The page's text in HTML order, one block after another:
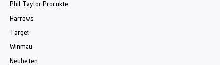
Phil Taylor Produkte
Harrows
Target
Winmau
Neuheiten